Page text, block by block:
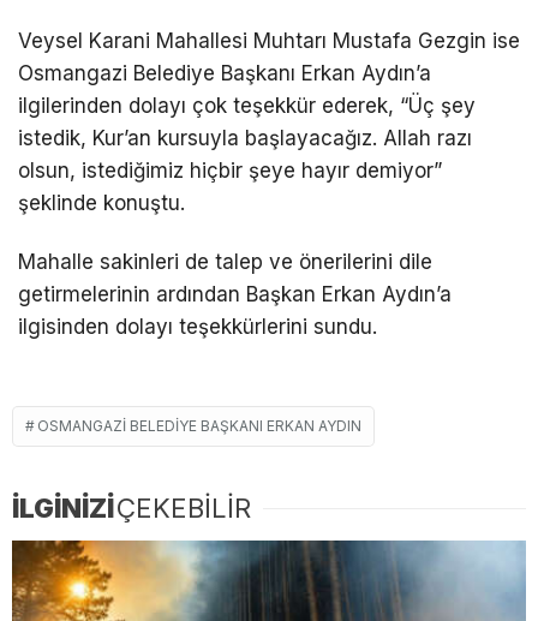
Veysel Karani Mahallesi Muhtarı Mustafa Gezgin ise
Osmangazi Belediye Başkanı Erkan Aydın’a
ilgilerinden dolayı çok teşekkür ederek, “Üç şey
istedik, Kur’an kursuyla başlayacağız. Allah razı
olsun, istediğimiz hiçbir şeye hayır demiyor”
şeklinde konuştu.
Mahalle sakinleri de talep ve önerilerini dile
getirmelerinin ardından Başkan Erkan Aydın’a
ilgisinden dolayı teşekkürlerini sundu.
OSMANGAZI BELEDIYE BAŞKANI ERKAN AYDIN
İLGİNİZİÇEKEBİLİR